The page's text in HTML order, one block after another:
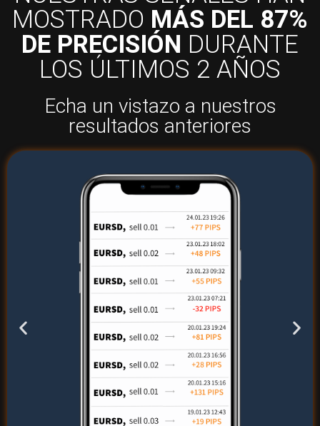
MOSTRADO MÁS DEL 87%
DE PRECISIÓN DURANTE
LOS ÚLTIMOS 2 AÑOS
Echa un vistazo a nuestros
resultados anteriores